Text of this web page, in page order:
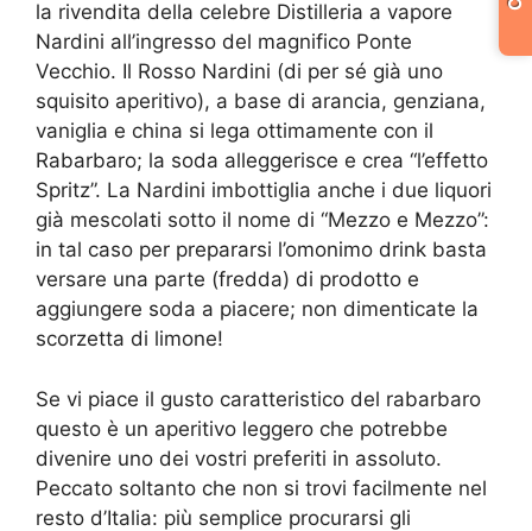
la rivendita della celebre Distilleria a vapore
Nardini all’ingresso del magnifico Ponte
Vecchio. Il Rosso Nardini (di per sé già uno
squisito aperitivo), a base di arancia, genziana,
vaniglia e china si lega ottimamente con il
Rabarbaro; la soda alleggerisce e crea “l’effetto
Spritz”. La Nardini imbottiglia anche i due liquori
già mescolati sotto il nome di “Mezzo e Mezzo”:
in tal caso per prepararsi l’omonimo drink basta
versare una parte (fredda) di prodotto e
aggiungere soda a piacere; non dimenticate la
scorzetta di limone!
Se vi piace il gusto caratteristico del rabarbaro
questo è un aperitivo leggero che potrebbe
divenire uno dei vostri preferiti in assoluto.
Peccato soltanto che non si trovi facilmente nel
resto d’Italia: più semplice procurarsi gli